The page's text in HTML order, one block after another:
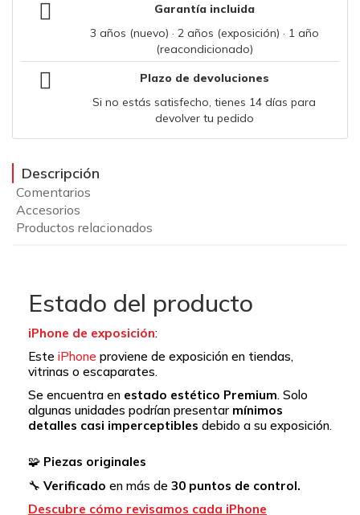
Garantía incluida
3 años (nuevo) · 2 años (exposición) · 1 año
(reacondicionado)
Plazo de devoluciones
Si no estás satisfecho, tienes 14 días para
devolver tu pedido
Descripción
Comentarios
Accesorios
Productos relacionados
Estado del producto
iPhone de exposición:
Este iPhone proviene de exposición en tiendas,
vitrinas o escaparates.
Se encuentra en estado estético Premium. Solo
algunas unidades podrían presentar mínimos
detalles casi imperceptibles debido a su exposición.
🧩 Piezas originales
🔧 Verificado en más de 30 puntos de control.
Descubre cómo revisamos cada iPhone